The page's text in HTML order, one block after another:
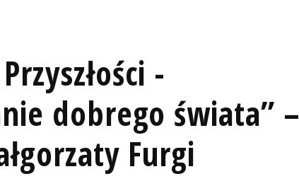
-
dobrego świata” –
Furgi